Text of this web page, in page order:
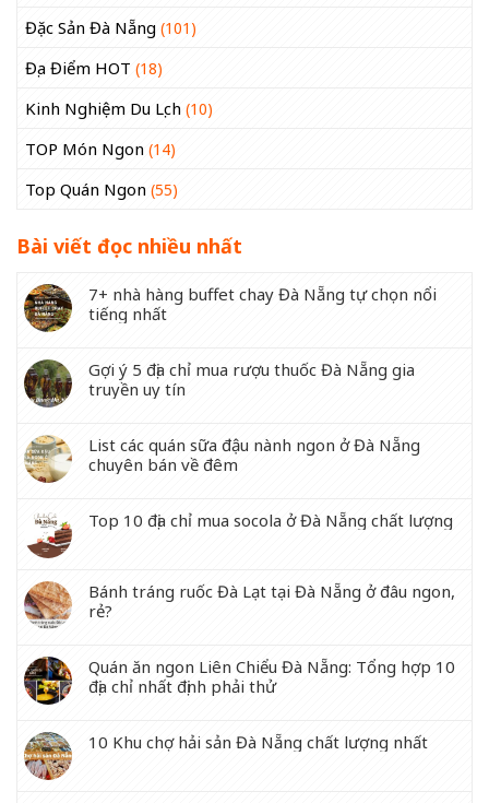
Đặc Sản Đà Nẵng (101)
Địa Điểm HOT (18)
Kinh Nghiệm Du Lịch (10)
TOP Món Ngon (14)
Top Quán Ngon (55)
Bài viết đọc nhiều nhất
7+ nhà hàng buffet chay Đà Nẵng tự chọn nổi
tiếng nhất
Gợi ý 5 địa chỉ mua rượu thuốc Đà Nẵng gia
truyền uy tín
List các quán sữa đậu nành ngon ở Đà Nẵng
chuyên bán về đêm
Top 10 địa chỉ mua socola ở Đà Nẵng chất lượng
Bánh tráng ruốc Đà Lạt tại Đà Nẵng ở đâu ngon,
rẻ?
Quán ăn ngon Liên Chiểu Đà Nẵng: Tổng hợp 10
địa chỉ nhất định phải thử
10 Khu chợ hải sản Đà Nẵng chất lượng nhất